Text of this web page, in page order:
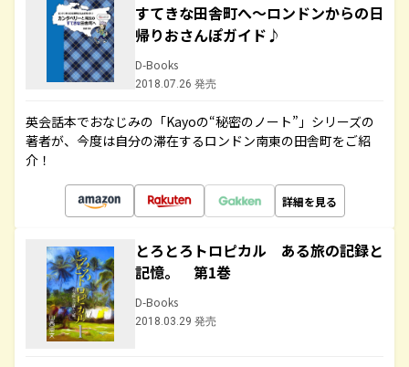
すてきな田舎町へ～ロンドンからの日
帰りおさんぽガイド♪
D-Books
2018.07.26 発売
英会話本でおなじみの「Kayoの“秘密のノート”」シリーズの
著者が、今度は自分の滞在するロンドン南東の田舎町をご紹
介！
詳細を見る
とろとろトロピカル ある旅の記録と
記憶。 第1巻
D-Books
2018.03.29 発売